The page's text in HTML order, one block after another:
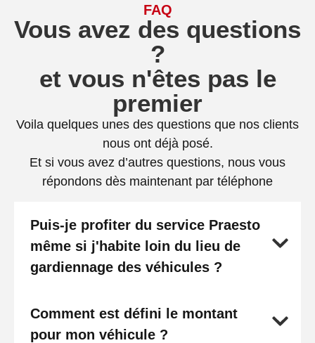
FAQ
Vous avez des questions
?
et vous n'êtes pas le
premier
Voila quelques unes des questions que nos clients
nous ont déjà posé.
Et si vous avez d’autres questions, nous vous
répondons dès maintenant par téléphone
Puis-je profiter du service Praesto
même si j'habite loin du lieu de
gardiennage des véhicules ?
Comment est défini le montant
pour mon véhicule ?